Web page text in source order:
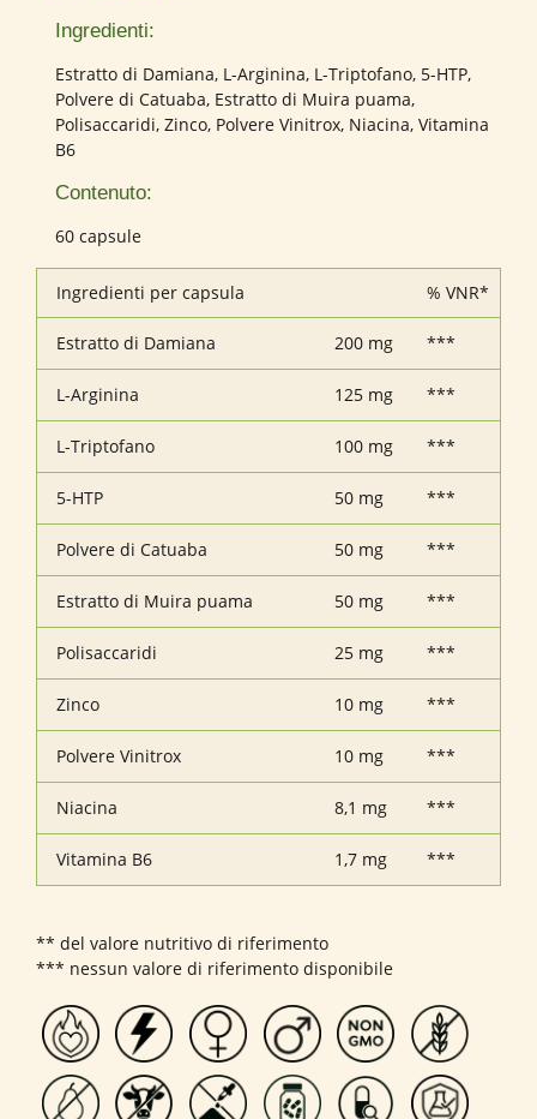
Ingredienti:
Estratto di Damiana, L-Arginina, L-Triptofano, 5-HTP,
Polvere di Catuaba, Estratto di Muira puama,
Polisaccaridi, Zinco, Polvere Vinitrox, Niacina, Vitamina
B6
Contenuto:
60 capsule
Ingredienti per capsula % VNR*
Estratto di Damiana 200 mg ***
L-Arginina 125 mg ***
L-Triptofano 100 mg ***
5-HTP 50 mg ***
Polvere di Catuaba 50 mg ***
Estratto di Muira puama 50 mg ***
Polisaccaridi 25 mg ***
Zinco 10 mg ***
Polvere Vinitrox 10 mg ***
Niacina 8,1 mg ***
Vitamina B6 1,7 mg ***
** del valore nutritivo di riferimento
*** nessun valore di riferimento disponibile